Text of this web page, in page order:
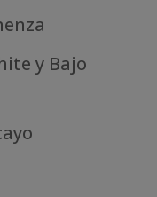
y Bajo